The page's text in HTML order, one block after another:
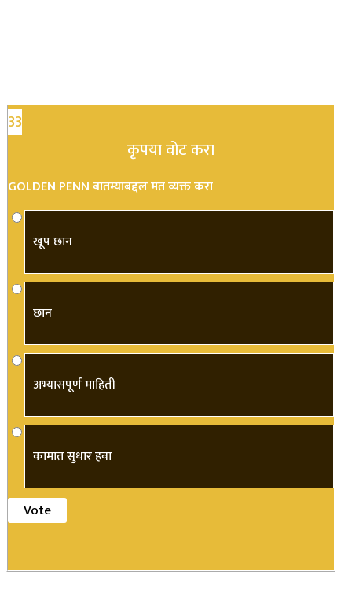
33
कृपया वोट करा
GOLDEN PENN बातम्याबद्दल मत व्यक्त करा
खूप छान
छान
अभ्यासपूर्ण माहिती
कामात सुधार हवा